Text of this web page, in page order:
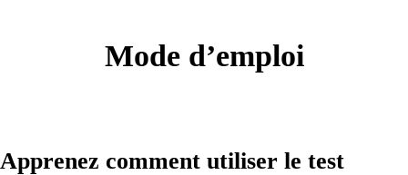
Mode d’emploi
Apprenez comment utiliser le test